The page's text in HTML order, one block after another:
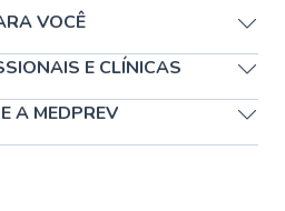
VOCÊ
E CLÍNICAS
A MEDPREV